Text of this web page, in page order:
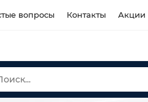
вопросы Контакты Акции